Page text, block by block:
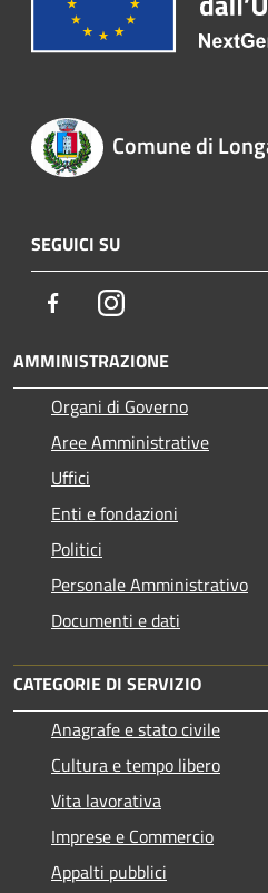
Comune di
SEGUICI SU
FacebookInstagram
AMMINISTRAZIONE
Organi di Governo
Aree Amministrative
Uffici
Enti e fondazioni
Politici
Personale Amministrativo
Documenti e dati
CATEGORIE DI SERVIZIO
Anagrafe e stato civile
Cultura e tempo libero
Vita lavorativa
Imprese e Commercio
Appalti pubblici